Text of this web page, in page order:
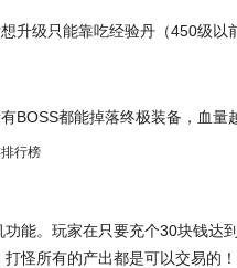
升级只能靠吃经验丹（450级以
BOSS都能掉落终极装备，血量
能。玩家在只要充个30块钱达
怪所有的产出都是可以交易的